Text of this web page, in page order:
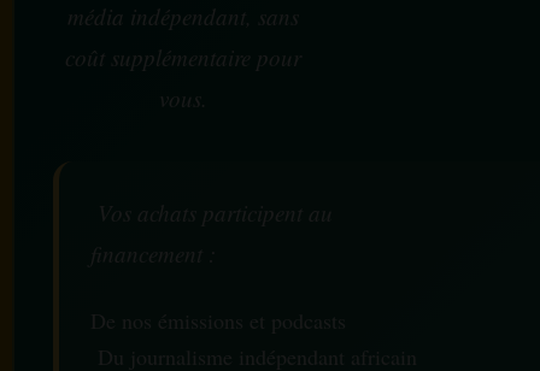
média indépendant, sans
coût supplémentaire pour
vous.